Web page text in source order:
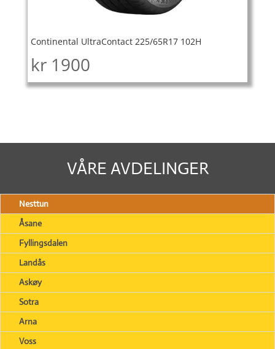
Continental UltraContact 225/65R17 102H
kr 1900
VÅRE AVDELINGER
Nesttun
Åsane
Fyllingsdalen
Landås
Askøy
Sotra
Arna
Voss